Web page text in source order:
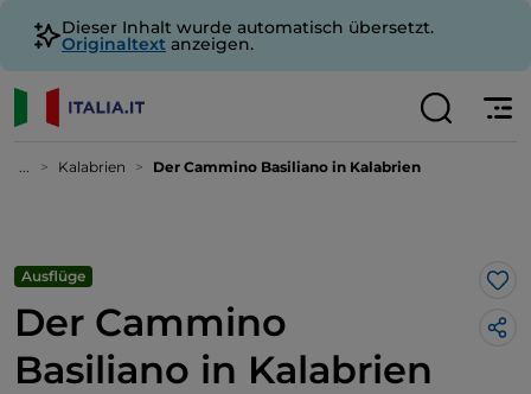
Dieser Inhalt wurde automatisch übersetzt.
Originaltext anzeigen.
... Kalabrien Der Cammino Basiliano in Kalabrien
Ausflüge
Der Cammino
Basiliano in Kalabrien